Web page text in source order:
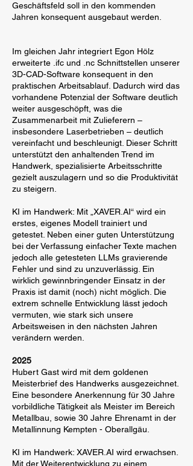
Geschäftsfeld soll in den kommenden
Jahren konsequent ausgebaut werden.
Im gleichen Jahr integriert Egon Hölz
erweiterte .ifc und .nc Schnittstellen unserer
3D-CAD-Software konsequent in den
praktischen Arbeitsablauf. Dadurch wird das
vorhandene Potenzial der Software deutlich
weiter ausgeschöpft, was die
Zusammenarbeit mit Zulieferern –
insbesondere Laserbetrieben – deutlich
vereinfacht und beschleunigt. Dieser Schritt
unterstützt den anhaltenden Trend im
Handwerk, spezialisierte Arbeitsschritte
gezielt auszulagern und so die Produktivität
zu steigern.
KI im Handwerk: Mit „XAVER.AI“ wird ein
erstes, eigenes Modell trainiert und
getestet. Neben einer guten Unterstützung
bei der Verfassung einfacher Texte machen
jedoch alle getesteten LLMs gravierende
Fehler und sind zu unzuverlässig. Ein
wirklich gewinnbringender Einsatz in der
Praxis ist damit (noch) nicht möglich. Die
extrem schnelle Entwicklung lässt jedoch
vermuten, wie stark sich unsere
Arbeitsweisen in den nächsten Jahren
verändern werden.
2025
Hubert Gast wird mit dem goldenen
Meisterbrief des Handwerks ausgezeichnet.
Eine besondere Anerkennung für 30 Jahre
vorbildliche Tätigkeit als Meister im Bereich
Metallbau, sowie 30 Jahre Ehrenamt in der
Metallinnung Kempten - Oberallgäu.
KI im Handwerk: XAVER.AI wird erwachsen.
Mit der Weiterentwicklung zu einem